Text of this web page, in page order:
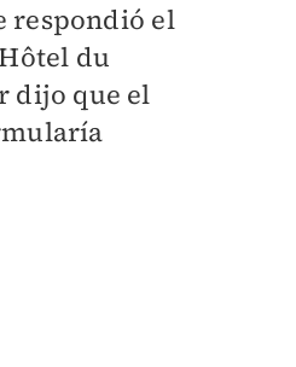
respondió el
du
dijo que el